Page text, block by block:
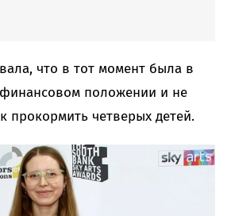
что в тот момент была в
положении и не
прокормить четверых детей.